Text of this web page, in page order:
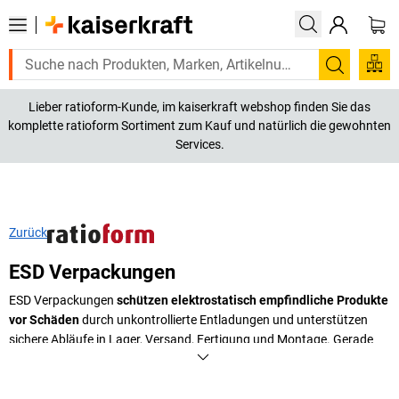
Suchen
Lieber ratioform-Kunde, im kaiserkraft webshop finden Sie das
komplette ratioform Sortiment zum Kauf und natürlich die gewohnten
Services.
Zurück
ESD Verpackungen
ESD Verpackungen schützen elektrostatisch empfindliche Produkte
vor Schädendurch unkontrollierte Entladungen und unterstützen
sichere Abläufe in Lager, Versand, Fertigung und Montage. Gerade
elektronische Bauteile, Leiterplatten oder empfindliche Komponenten